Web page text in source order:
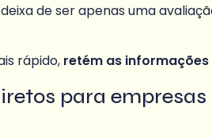
deixa de ser apenas uma
rápido, retém as
para